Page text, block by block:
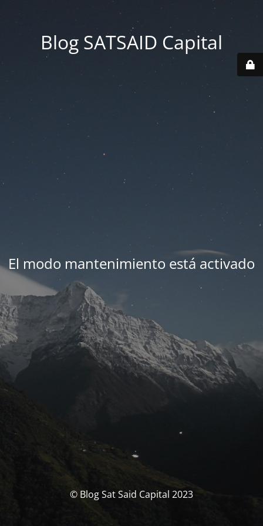
Blog SATSAID Capital
El modo mantenimiento está activado
© Blog Sat Said Capital 2023